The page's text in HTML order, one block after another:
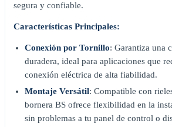
segura y confiable.
Características Principales:
Conexión por Tornillo: Garantiza una
duradera, ideal para aplicaciones que
conexión eléctrica de alta fiabilidad.
Montaje Versátil: Compatible con
bornera BS ofrece flexibilidad en la
sin problemas a tu panel de control o